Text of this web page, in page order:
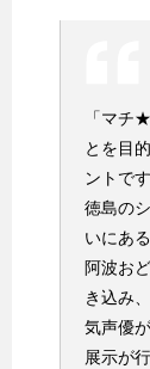
「マチ
とを目
ントです
徳島の
いにあ
阿波お
き込み
気声優
展示が